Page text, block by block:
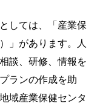
しては、「産業保
」があります。人
談、研修、情報を
ランの作成を助
域産業保健センタ